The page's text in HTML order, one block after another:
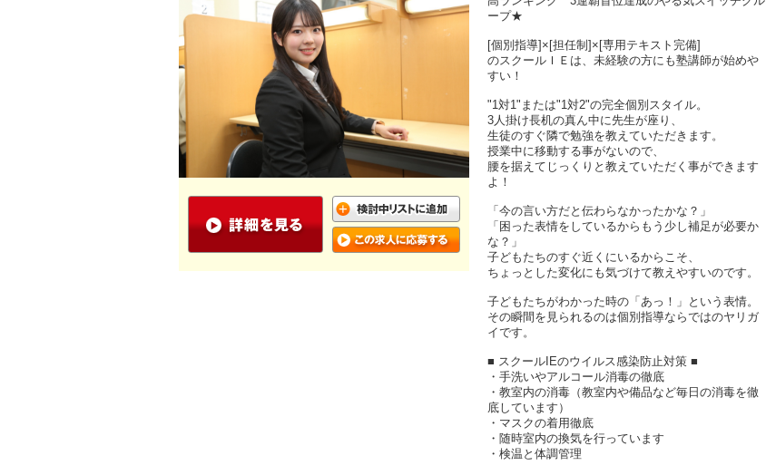
ープ★
[個別指導]×[担任制]×[専用テキスト完備]
のスクールＩＥは、未経験の方にも塾講師が始めや
すい！
"1対1"または"1対2"の完全個別スタイル。
3人掛け長机の真ん中に先生が座り、
生徒のすぐ隣で勉強を教えていただきます。
授業中に移動する事がないので、
腰を据えてじっくりと教えていただく事ができます
よ！
「今の言い方だと伝わらなかったかな？」
「困った表情をしているからもう少し補足が必要か
な？」
子どもたちのすぐ近くにいるからこそ、
ちょっとした変化にも気づけて教えやすいのです。
子どもたちがわかった時の「あっ！」という表情。
その瞬間を見られるのは個別指導ならではのヤリガ
イです。
■ スクールIEのウイルス感染防止対策 ■
・手洗いやアルコール消毒の徹底
・教室内の消毒（教室内や備品など毎日の消毒を徹
底しています）
・マスクの着用徹底
・随時室内の換気を行っています
・検温と体調管理